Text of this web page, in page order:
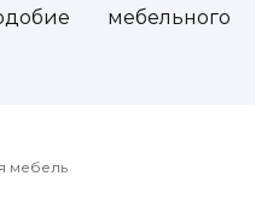
мебельного
мебель